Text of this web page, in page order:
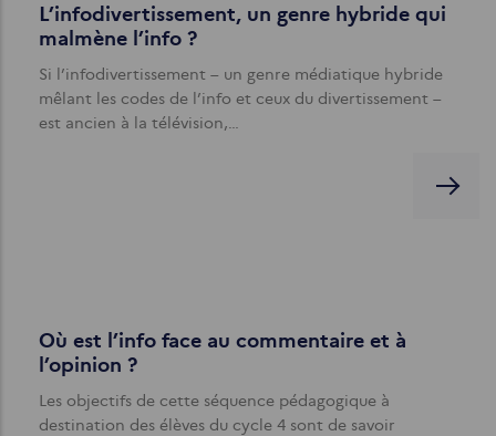
L’infodivertissement, un genre hybride qui
malmène l’info ?
Si l’infodivertissement – un genre médiatique hybride
mêlant les codes de l’info et ceux du divertissement –
est ancien à la télévision,…
Où est l’info face au commentaire et à
l’opinion ?
Les objectifs de cette séquence pédagogique à
destination des élèves du cycle 4 sont de savoir